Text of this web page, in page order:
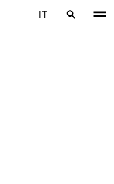
IT